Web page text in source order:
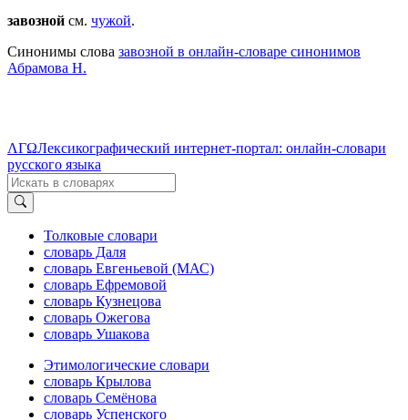
завозной см. чужой.
Синонимы слова завозной в онлайн-словаре синонимов
Абрамова Н.
ΛΓΩЛексикографический интернет-портал: онлайн-словари
русского языка
Толковые словари
словарь Даля
словарь Евгеньевой (МАС)
словарь Ефремовой
словарь Кузнецова
словарь Ожегова
словарь Ушакова
Этимологические словари
словарь Крылова
словарь Семёнова
словарь Успенского